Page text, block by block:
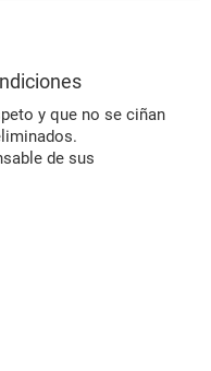
y que no se ciñan
de sus